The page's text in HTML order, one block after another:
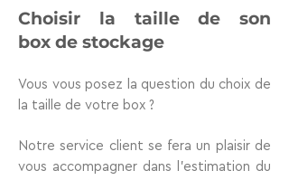
Choisir la taille de son
box de stockage
Vous vous posez la question du choix de
la taille de votre box ?
Notre service client se fera un plaisir de
vous accompagner dans l’estimation du